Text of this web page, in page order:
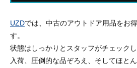
UZDでは、中古のアウトドア用品をお
す。
状態はしっかりとスタッフがチェック
入荷、圧倒的な品ぞろえ、そしてほと